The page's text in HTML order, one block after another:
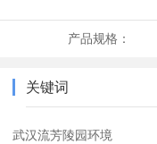
产品规格：
关键词
武汉流芳陵园环境